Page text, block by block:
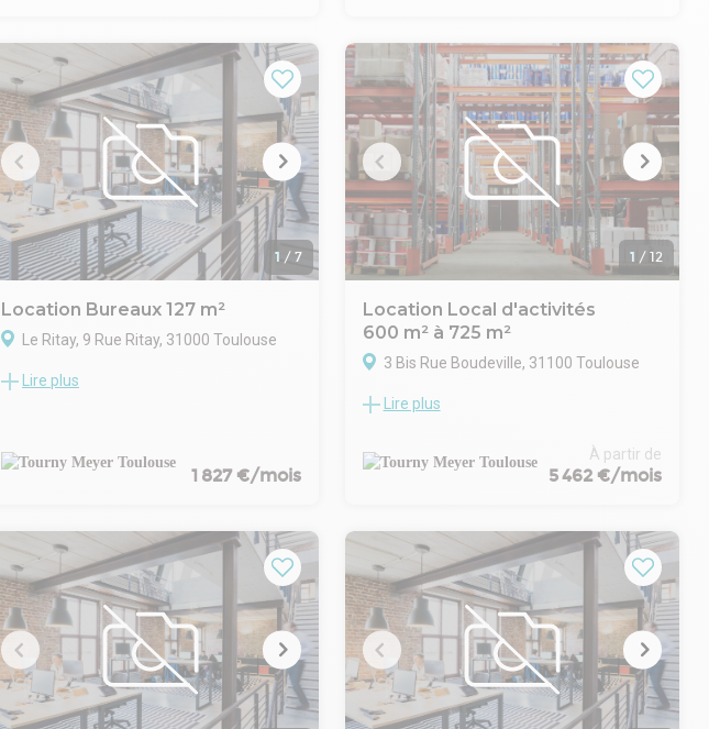
La climatisation réversible vient compléter
cette offre.
prestations.
1 / 7
Location Bureaux 127 m²
Le Ritay, 9 Rue Ritay, 31000 Toulouse
TOURNY MEYER propose à la location 127
à Toulouse. Cet immeuble entièrement
rénové offre des espaces de travail
et accessibilité.
Les bureaux sont situés en R+3, avec un
open space, une salle de réunion et une
salle de pause.
La climatisation réversible et ascenseur
pour un confort optimal. Les prestations de
qualité et les espaces lumineux
contribuent à un environnement de travail
agréable et professionnel.
Lire plus
1 827 €/mois
1 /12
Location Local d'activités
600 m² à 725 m²
3 Bis Rue Boudeville, 31100 Toulouse
TOURNY MEYER propose un local d'activité
dans la zone d'activité de Thibaud.
Emplacement stratégique et facilement
lourdes, adaptée aux activités industrielles.
Au niveau des bureaux, il y a une
modularité possible de 25 à 125 m² selon
les besoins.
9 emplacements de parkings sont
également disponibles.
Lire plus
À partir de
5 462 €/mois